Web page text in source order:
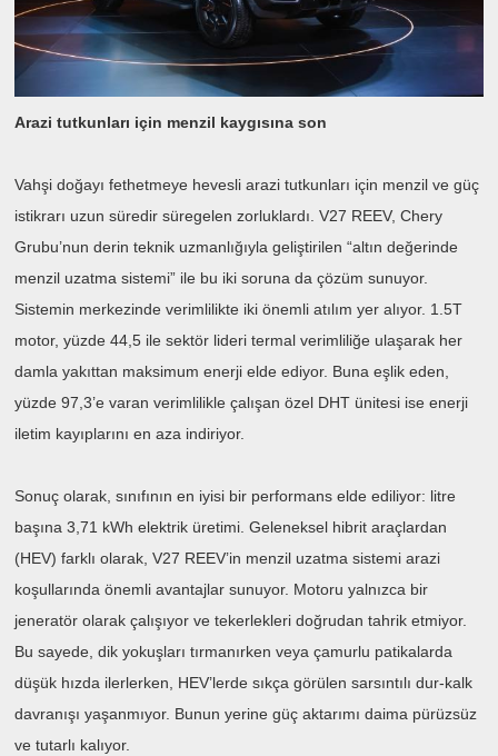
Arazi tutkunları için menzil kaygısına son
Vahşi doğayı fethetmeye hevesli arazi tutkunları için menzil ve güç
istikrarı uzun süredir süregelen zorluklardı. V27 REEV, Chery
Grubu’nun derin teknik uzmanlığıyla geliştirilen “altın değerinde
menzil uzatma sistemi” ile bu iki soruna da çözüm sunuyor.
Sistemin merkezinde verimlilikte iki önemli atılım yer alıyor. 1.5T
motor, yüzde 44,5 ile sektör lideri termal verimliliğe ulaşarak her
damla yakıttan maksimum enerji elde ediyor. Buna eşlik eden,
yüzde 97,3’e varan verimlilikle çalışan özel DHT ünitesi ise enerji
iletim kayıplarını en aza indiriyor.
Sonuç olarak, sınıfının en iyisi bir performans elde ediliyor: litre
başına 3,71 kWh elektrik üretimi. Geleneksel hibrit araçlardan
(HEV) farklı olarak, V27 REEV’in menzil uzatma sistemi arazi
koşullarında önemli avantajlar sunuyor. Motoru yalnızca bir
jeneratör olarak çalışıyor ve tekerlekleri doğrudan tahrik etmiyor.
Bu sayede, dik yokuşları tırmanırken veya çamurlu patikalarda
düşük hızda ilerlerken, HEV’lerde sıkça görülen sarsıntılı dur-kalk
davranışı yaşanmıyor. Bunun yerine güç aktarımı daima pürüzsüz
ve tutarlı kalıyor.